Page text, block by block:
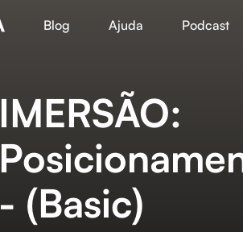
Blog Ajuda Podcast
IMERSÃO:
- (Basic)